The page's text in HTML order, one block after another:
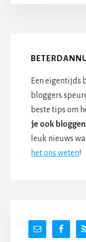
Een eigentijds
bloggers
beste tips om
je ook bloggen
leuk nieuws
het ons weten!